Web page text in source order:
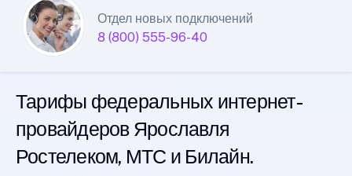
Отдел новых подключений
8 (800) 555-96-40
Подключений
интернета
Тарифы федеральных интернет-
провайдеров Ярославля
Ростелеком, МТС и Билайн.